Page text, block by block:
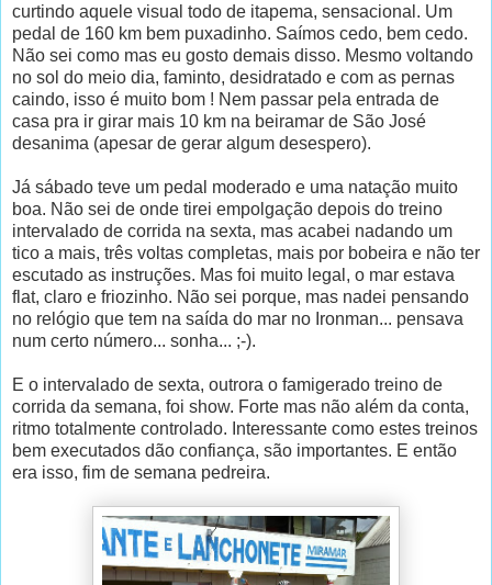
curtindo aquele visual todo de itapema, sensacional. Um
pedal de 160 km bem puxadinho. Saímos cedo, bem cedo.
Não sei como mas eu gosto demais disso. Mesmo voltando
no sol do meio dia, faminto, desidratado e com as pernas
caindo, isso é muito bom ! Nem passar pela entrada de
casa pra ir girar mais 10 km na beiramar de São José
desanima (apesar de gerar algum desespero).
Já sábado teve um pedal moderado e uma natação muito
boa. Não sei de onde tirei empolgação depois do treino
intervalado de corrida na sexta, mas acabei nadando um
tico a mais, três voltas completas, mais por bobeira e não ter
escutado as instruções. Mas foi muito legal, o mar estava
flat, claro e friozinho. Não sei porque, mas nadei pensando
no relógio que tem na saída do mar no Ironman... pensava
num certo número... sonha... ;-).
E o intervalado de sexta, outrora o famigerado treino de
corrida da semana, foi show. Forte mas não além da conta,
ritmo totalmente controlado. Interessante como estes treinos
bem executados dão confiança, são importantes. E então
era isso, fim de semana pedreira.